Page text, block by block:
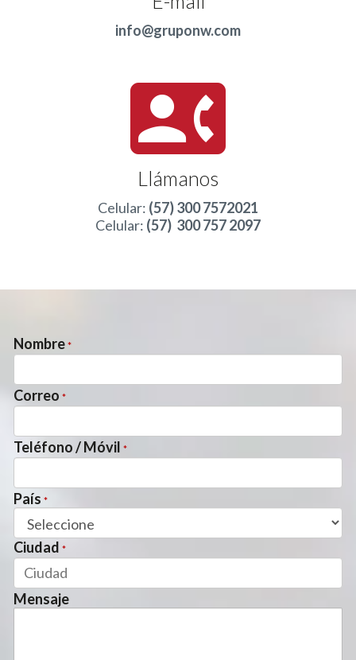
info@gruponw.com
contact_phone
Llámanos
Celular: (57) 300 7572021
Celular: (57) 300 757 2097
Nombre *
Correo *
Teléfono / Móvil *
País *
Ciudad *
Mensaje